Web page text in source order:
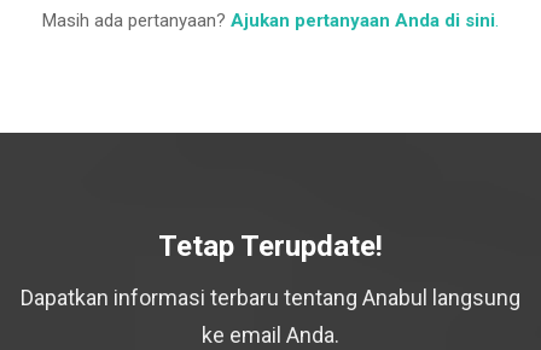
Masih ada pertanyaan? Ajukan pertanyaan Anda di sini.
Tetap Terupdate!
Dapatkan informasi terbaru tentang Anabul langsung
ke email Anda.